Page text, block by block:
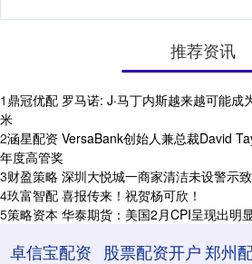
推荐资讯
1 鼎冠优配 罗马诺: J·马丁内斯越来越可能成
米
2涵星配资 VersaBank创始人兼总裁David
年度高管奖
3财盈策略 深圳大悦城一商家清洁未设警示
4玖富智配 喜报传来！祝贺杨可欣！
5策略资本 华泰期货：美国2月CPI呈现出明
卓信宝配资 股票配资开户郑州